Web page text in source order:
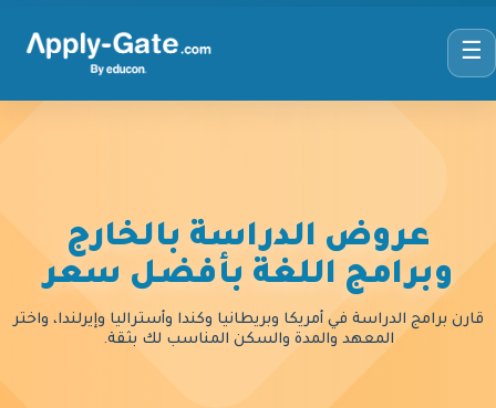
☰
عروض الدراسة بالخارج
وبرامج اللغة بأفضل سعر
قارن برامج الدراسة في أمريكا وبريطانيا وكندا وأستراليا وإيرلندا، واختر
المعهد والمدة والسكن المناسب لك بثقة.